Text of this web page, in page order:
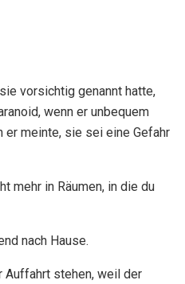
vorsichtig genannt hatte,
wenn er unbequem
er meinte, sie sei eine Gefahr
mehr in Räumen, in die du
nach Hause.
Auffahrt stehen, weil der